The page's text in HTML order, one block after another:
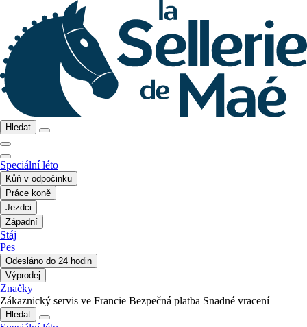
Hledat
Speciální léto
Kůň v odpočinku
Práce koně
Jezdci
Západní
Stáj
Pes
Odesláno do 24 hodin
Výprodej
Značky
Zákaznický servis ve Francie Bezpečná platba Snadné vracení
Hledat